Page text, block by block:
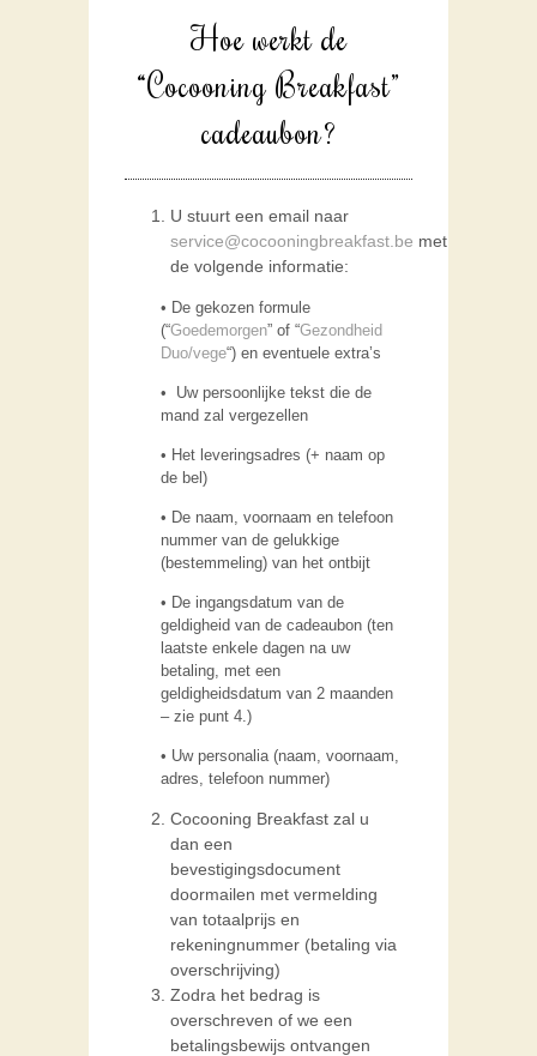
Hoe werkt de
“Cocooning Breakfast”
cadeaubon?
U stuurt een email naar
service@cocooningbreakfast.be met
de volgende informatie:
• De gekozen formule
(“Goedemorgen” of “Gezondheid
Duo/vege“) en eventuele extra’s
• Uw persoonlijke tekst die de
mand zal vergezellen
• Het leveringsadres (+ naam op
de bel)
• De naam, voornaam en telefoon
nummer van de gelukkige
(bestemmeling) van het ontbijt
• De ingangsdatum van de
geldigheid van de cadeaubon (ten
laatste enkele dagen na uw
betaling, met een
geldigheidsdatum van 2 maanden
– zie punt 4.)
• Uw personalia (naam, voornaam,
adres, telefoon nummer)
Cocooning Breakfast zal u
dan een
bevestigingsdocument
doormailen met vermelding
van totaalprijs en
rekeningnummer (betaling via
overschrijving)
Zodra het bedrag is
overschreven of we een
betalingsbewijs ontvangen